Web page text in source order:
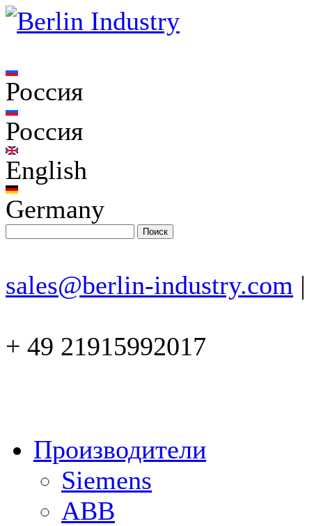
Россия
Россия
English
Germany
sales@berlin-industry.com |
+ 49 21915992017
Производители
Siemens
ABB